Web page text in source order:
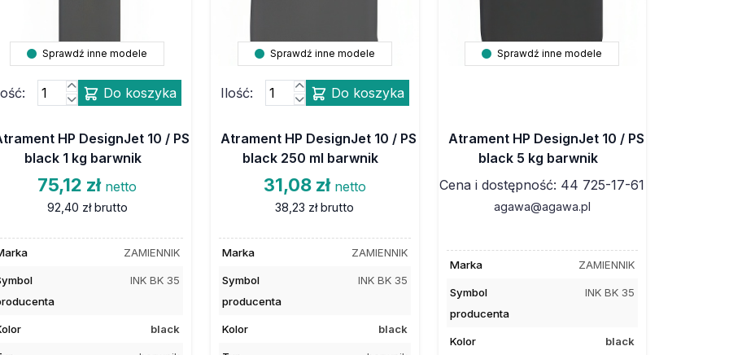
Sprawdź inne modele
Do koszyka
HP DesignJet 10 / PS
black 1 kg barwnik
75,12 zł netto
92,40 zł brutto
ZAMIENNIK
INK BK 35
black
Sprawdź inne modele
Ilość: Do koszyka
Atrament HP DesignJet 10 / PS
black 250 ml barwnik
31,08 zł netto
38,23 zł brutto
Marka ZAMIENNIK
Symbol
producenta
INK BK 35
Kolor black
Sprawdź inne modele
Atrament HP DesignJet 10 / PS
black 5 kg barwnik
Cena i dostępność: 44 725-17-61
agawa@agawa.pl
Marka ZAMIENNIK
Symbol
producenta
INK BK 35
Kolor black